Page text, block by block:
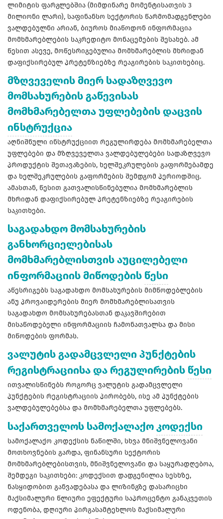
ლიმიტის ფარგლებშია (მიმდინარე მომენტისათვის 3
მილიონი ლარი), საფინანსო სექტორის წარმომადგენლები
ვალდებულნი არიან, ბიუროს მიაწოდონ ინფორმაცია
მომხმარებლების საკრედიტო მონაცემების შესახებ. ამ
წესით ასევე, მოწესრიგებულია მომხმარებლის მხრიდან
დაფიქსირებულ პრეტენზიებზე რეაგირების საკითხებიც.
მზღვეველის მიერ სადაზღვევო
მომსახურების გაწევისას
მომხმარებელთა უფლებების დაცვის
ინსტრუქცია
აღნიშნული ინსტრუქციით რეგულირდება მომხმარებელთა
უფლებები და მზღვეველთა ვალდებულებები სადაზღვევო
პროდუქტის შეთავაზების, ხელშეკრულების გაფორმებამდე
და ხელშეკრულების გაფორმების შემდგომ პერიოდშიც.
ამასთან, წესით გათვალისწინებულია მომხმარებლის
მხრიდან დაფიქსირებულ პრეტენზიებზე რეაგირების
საკითხები.
საგადახდო მომსახურების
განხორციელებისას
მომხმარებლისთვის აუცილებელი
ინფორმაციის მიწოდების წესი
აწესრიგებს საგადახდო მომსახურების მიმწოდებლების
ანუ პროვაიდერების მიერ მომხმარებლისათვის
საგადახდო მომსახურებასთან დაკავშირებით
მისაწოდებელი ინფორმაციის ჩამონათვალსა და მისი
მიწოდების ფორმას.
ვალუტის გადამცვლელი პუნქტების
რეგისტრაციისა და რეგულირების წესი
ითვალისწინებს როგორც ვალუტის გადამცვლელი
პუნქტების რეგისტრაციის პირობებს, ისე ამ პუნქტების
ვალდებულებებსა და მომხმარებელთა უფლებებს.
საქართველოს სამოქალაქოკოდექსი
სამოქალაქო კოდექსის ნაწილში, სხვა მნიშვნელოვანი
მოთხოვნების გარდა, ფინანსური სექტორის
მომხმარებლებისთვის, მნიშვნელოვანი და საყურადღებოა,
შემდეგი საკითხები: კოდექსით დადგენილია სესხზე,
ნასყიდობით განვადებასა და ლიზინგზე დასარიცხი
მაქსიმალური წლიური ეფექტური საპროცენტო განაკვეთის
ოდენობა, დღიური პირგასამტეხლოს მაქსიმალური